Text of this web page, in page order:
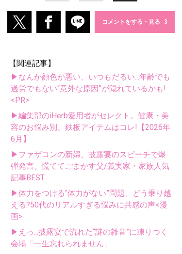
コメントをする・見る
【関連記事】
▶なんか顔色が悪い、いつもだるい...年齢でも
過労でもない“意外な原因”が隠れているかも!
<PR>
▶編集部のiHerb愛用者がセレクト。健康・美
容のお悩み別、鉄板アイテムはコレ!【2026年
6月】
▶ファザコンの新婦、披露宴のスピーチで爆
弾発言。慌ててごまかす父/義実家・家族人気
記事BEST
▶体力をつける“体力がない”問題、どう乗り越
える?50代のリアルすぎる悩みに共感の声<漫
画>
▶えっ...披露宴で流れた“謎の雑音”に凍りつく
会場「一生忘れられません」